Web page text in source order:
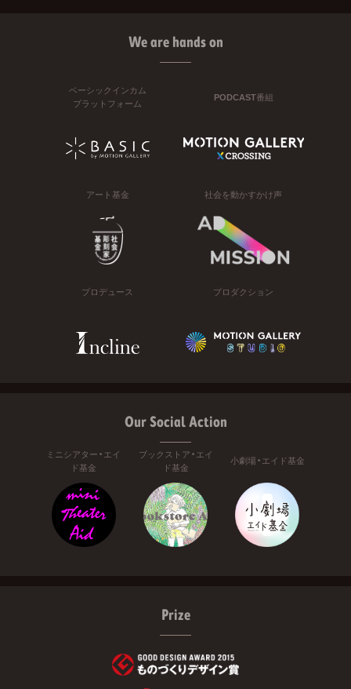
We are hands on
ベーシックインカム
プラットフォーム
PODCAST番組
アート基金 社会を動かすかけ声
プロデュース プロダクション
Our Social Action
ミニシアター・エイ
ド基金
ブックストア・エイ
ド基金
小劇場・エイド基金
Prize